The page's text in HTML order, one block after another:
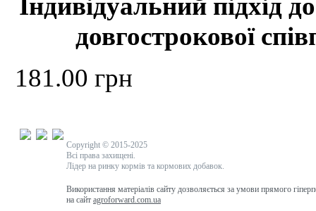
Індивідуальний підхід
довгострокової
181.00 грн
Copyright © 2015-2025
Всі права захищені.
Лідер на ринку кормів та кормових добавок.
Використання матеріалів сайту дозволяється за умови прямого
на сайт agroforward.com.ua